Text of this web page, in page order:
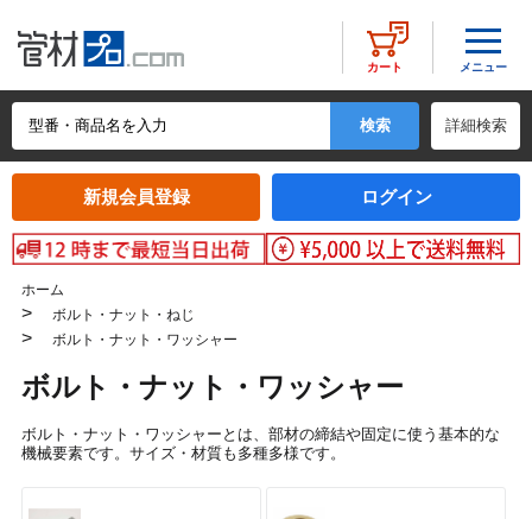
詳細検索
カート
新規会員登録 ログイン
メニュー
ホーム
> ボルト・ナット・ねじ
> ボルト・ナット・ワッシャー
ボルト・ナット・ワッシャー
ボルト・ナット・ワッシャーとは、部材の締結や固定に使う基本的な
機械要素です。サイズ・材質も多種多様です。